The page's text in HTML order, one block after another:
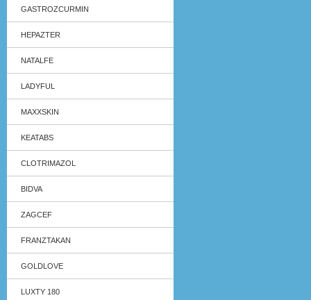
GASTROZCURMIN
HEPAZTER
NATALFE
LADYFUL
MAXXSKIN
KEATABS
CLOTRIMAZOL
BIDVA
ZAGCEF
FRANZTAKAN
GOLDLOVE
LUXTY 180